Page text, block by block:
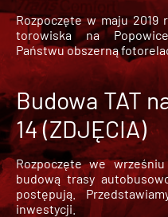
Rozpoczęte w maju 2019
torowiska na Popowice
Państwu obszerną
Budowa TAT
14 (ZDJĘCIA)
Rozpoczęte we
budową trasy
postępują.
inwestycji.